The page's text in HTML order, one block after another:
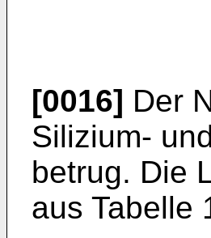
[0016] Der
Silizium-
betrug. Die
aus Tabelle